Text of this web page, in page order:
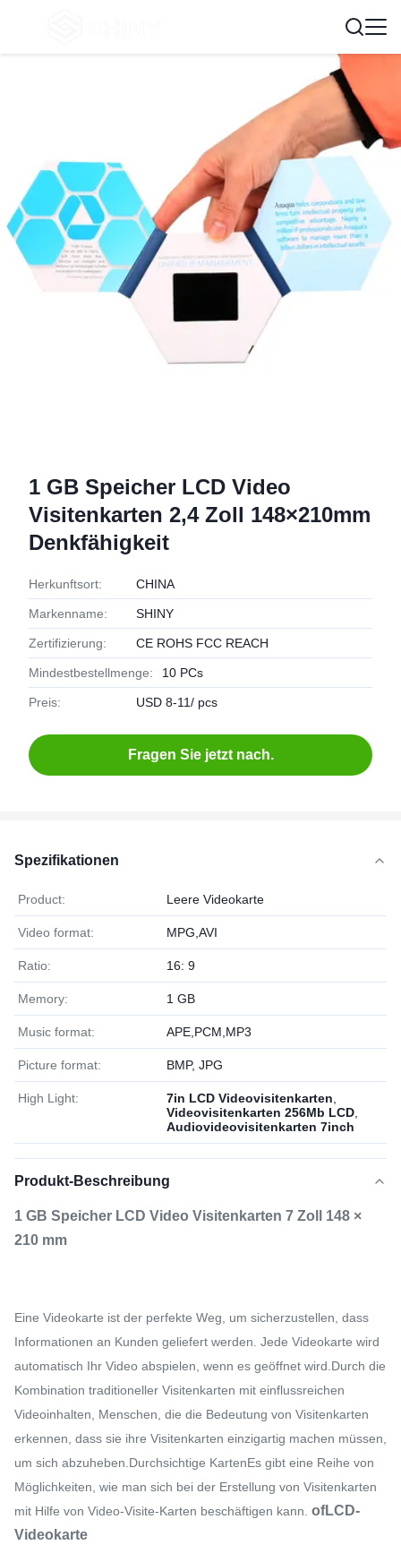
1 GB Speicher LCD Video
Visitenkarten 2,4 Zoll 148×210mm
Denkfähigkeit
Herkunftsort: CHINA
Markenname: SHINY
Zertifizierung: CE ROHS FCC REACH
Mindestbestellmenge: 10 PCs
Preis: USD 8-11/ pcs
Fragen Sie jetzt nach.
Spezifikationen
Product: Leere Videokarte
Video format: MPG,AVI
Ratio: 16: 9
Memory: 1 GB
Music format: APE,PCM,MP3
Picture format: BMP, JPG
High Light: 7in LCD Videovisitenkarten
Videovisitenkarten 256Mb LCD
Audiovideovisitenkarten 7inch
Produkt-Beschreibung
1 GB Speicher LCD Video Visitenkarten 7 Zoll 148 ×
210 mm
Eine Videokarte ist der perfekte Weg, um sicherzustellen, dass
Informationen an Kunden geliefert werden. Jede Videokarte wird
automatisch Ihr Video abspielen, wenn es geöffnet wird.Durch die
Kombination traditioneller Visitenkarten mit einflussreichen
Videoinhalten, Menschen, die die Bedeutung von Visitenkarten
erkennen, dass sie ihre Visitenkarten einzigartig machen müssen,
um sich abzuheben.Durchsichtige KartenEs gibt eine Reihe von
Möglichkeiten, wie man sich bei der Erstellung von Visitenkarten
mit Hilfe von Video-Visite-Karten beschäftigen kann. ofLCD-
Videokarte